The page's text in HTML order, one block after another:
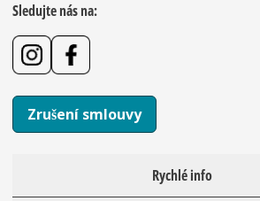
Sledujte nás na:
Zrušení smlouvy
Rychlé info